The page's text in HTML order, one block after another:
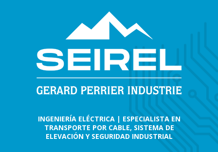
INGENIERÍA ELÉCTRICA | ESPECIALISTA EN
TRANSPORTE POR CABLE, SISTEMA DE
ELEVACIÓN Y SEGURIDAD INDUSTRIAL